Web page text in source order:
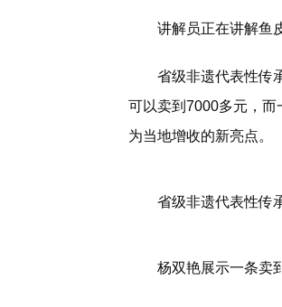
讲解员正在讲解鱼
省级非遗代表性传
可以卖到7000多元，
为当地增收的新亮点。
省级非遗代表性传
杨双艳展示一条卖